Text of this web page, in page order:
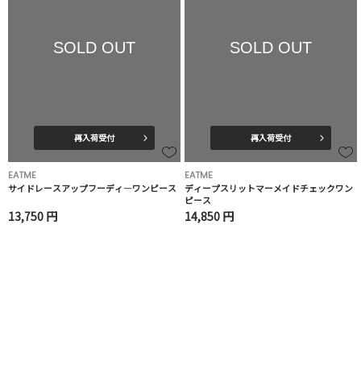
SOLD OUT
再入荷受付
EATME
サイドレースアップフーディ―ワンピース
13,750 円
SOLD OUT
再入荷受付
EATME
ディープスリットマーメイドチェックワン
ピース
14,850 円